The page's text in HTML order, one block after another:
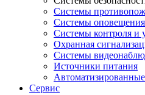
Системы
Системы оповещения
Системы контроля и
Охранная
Системы
Источники питания
Сервис